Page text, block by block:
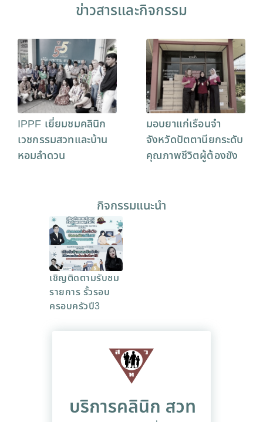
ข่าวสารและกิจกรรม
IPPF เยี่ยมชมคลินิก
เวชกรรมสวทและบ้าน
หอมลำดวน
มอบยาแก่เรือนจำ
จังหวัดปัตตานียกระดับ
คุณภาพชีวิตผู้ต้องขัง
กิจกรรมแนะนำ
เชิญติดตามรับชม
รายการ รั้วรอบ
ครอบครัวปี3